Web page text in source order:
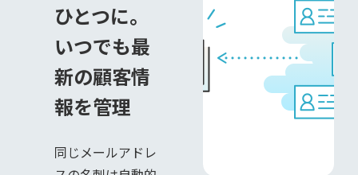
ひとつに。
いつでも最
新の顧客情
報を管理
同じメールアドレ